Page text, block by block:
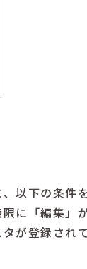
以下の条件
に「編集」
が登録され